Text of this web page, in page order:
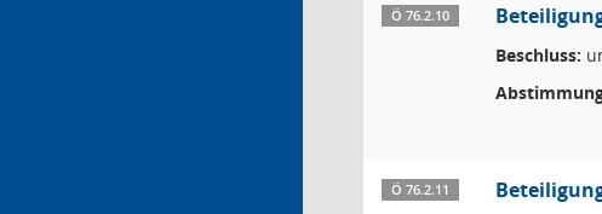
Ö 76.2.10
Beschluss:
Ö 76.2.11